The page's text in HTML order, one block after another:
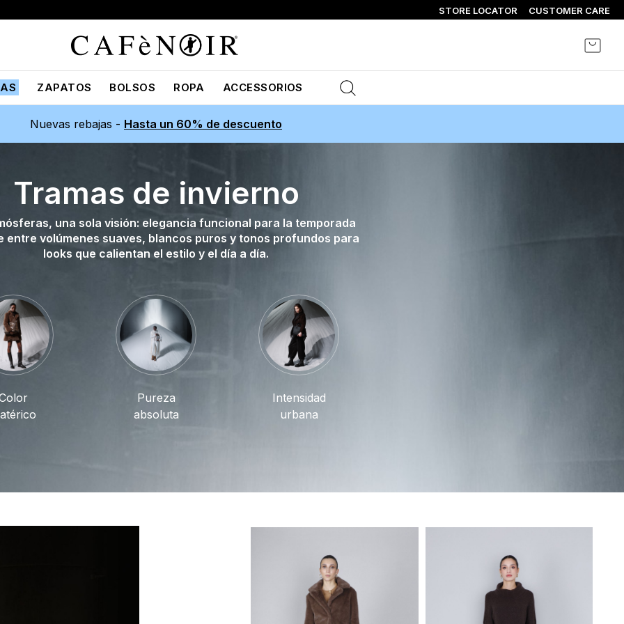
STORE LOCATOR CUSTOMER CARE
Mi
ZAPATOS BOLSOS ROPA ACCESSORIOS
Nuevas rebajas - Hasta un 60% de descuento
Tramas de invierno
una sola visión: elegancia funcional para la temporada
entre volúmenes suaves, blancos puros y tonos profundos para
looks que calientan el estilo y el día a día.
Pureza
absoluta
Intensidad
urbana